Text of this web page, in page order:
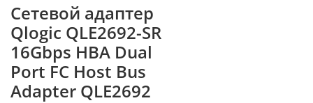
Сетевой адаптер
Qlogic QLE2692-SR
16Gbps HBA Dual
Port FC Host Bus
Adapter QLE2692